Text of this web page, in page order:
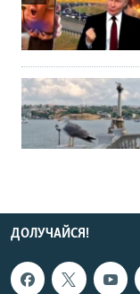
ДОЛУЧАЙСЯ!